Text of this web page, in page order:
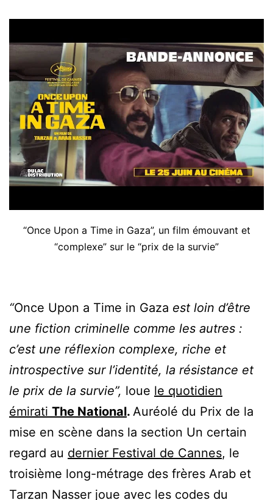
“Once Upon a Time in Gaza”, un film émouvant et
“complexe” sur le “prix de la survie”
“Once Upon a Time in Gaza est loin d’être
une fiction criminelle comme les autres :
c’est une réflexion complexe, riche et
introspective sur l’identité, la résistance et
le prix de la survie”, loue le quotidien
émirati The National. Auréolé du Prix de la
mise en scène dans la section Un certain
regard au dernier Festival de Cannes, le
troisième long-métrage des frères Arab et
Tarzan Nasser joue avec les codes du